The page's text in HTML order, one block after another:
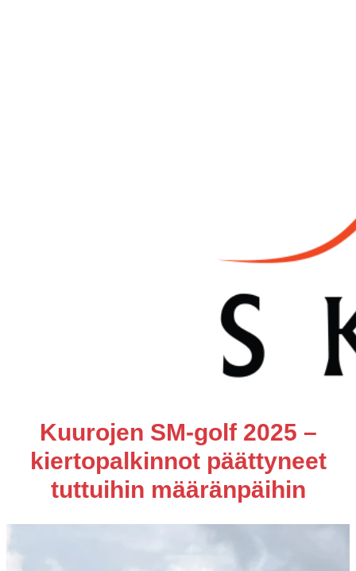
Kuurojen SM-golf 2025 –
kiertopalkinnot päättyneet
tuttuihin määränpäihin